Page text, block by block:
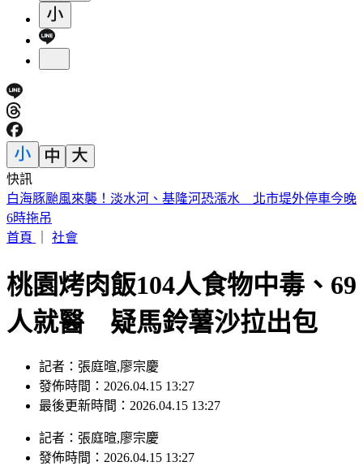
快訊
淡水龍捲風狂掃「災情曝光」 民眾屋頂被吹翻
首頁｜
桃園烤肉飯104人食物中毒、69
人就醫 疑馬鈴薯沙拉出包
發佈時間：2026.04.15 13:27
最後更新時間：2026.04.15 13:27
發佈時間：2026.04.15 13:27
最後更新時間：2026.04.15 13:27